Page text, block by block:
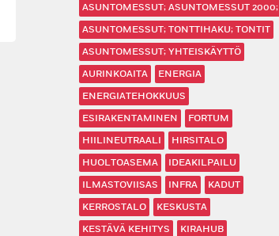
ASUNTOMESSUT; ASUNTOMESSUT 2000;
ASUNTOMESSUT; TONTTIHAKU; TONTIT
ASUNTOMESSUT; YHTEISKÄYTTÖ
AURINKOAITA
ENERGIA
ENERGIATEHOKKUUS
ESIRAKENTAMINEN
FORTUM
HIILINEUTRAALI
HIRSITALO
HUOLTOASEMA
IDEAKILPAILU
ILMASTOVIISAS
INFRA
KADUT
KERROSTALO
KESKUSTA
KESTÄVÄ KEHITYS
KIRAHUB